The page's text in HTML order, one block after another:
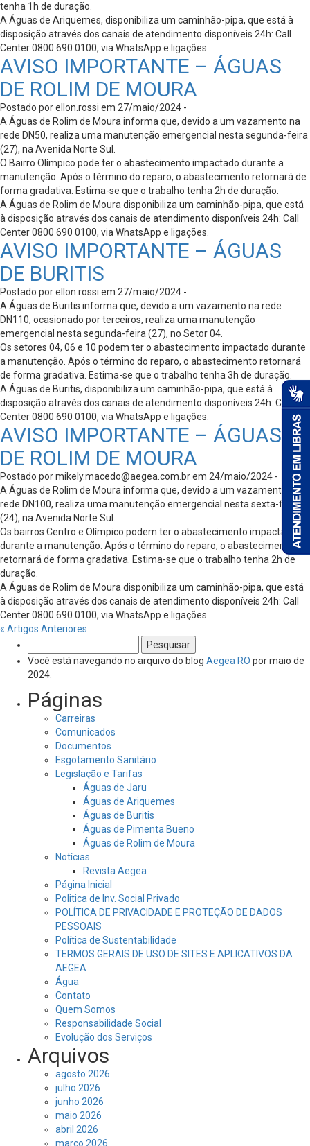
tenha 1h de duração.
A Águas de Ariquemes, disponibiliza um caminhão-pipa, que está à
disposição através dos canais de atendimento disponíveis 24h: Call
Center 0800 690 0100, via WhatsApp e ligações.
AVISO IMPORTANTE – ÁGUAS
DE ROLIM DE MOURA
Postado por ellon.rossi em 27/maio/2024 -
A Águas de Rolim de Moura informa que, devido a um vazamento na
rede DN50, realiza uma manutenção emergencial nesta segunda-feira
(27), na Avenida Norte Sul.
O Bairro Olímpico pode ter o abastecimento impactado durante a
manutenção. Após o término do reparo, o abastecimento retornará de
forma gradativa. Estima-se que o trabalho tenha 2h de duração.
A Águas de Rolim de Moura disponibiliza um caminhão-pipa, que está
à disposição através dos canais de atendimento disponíveis 24h: Call
Center 0800 690 0100, via WhatsApp e ligações.
AVISO IMPORTANTE – ÁGUAS
DE BURITIS
Postado por ellon.rossi em 27/maio/2024 -
A Águas de Buritis informa que, devido a um vazamento na rede
DN110, ocasionado por terceiros, realiza uma manutenção
emergencial nesta segunda-feira (27), no Setor 04.
Os setores 04, 06 e 10 podem ter o abastecimento impactado durante
a manutenção. Após o término do reparo, o abastecimento retornará
de forma gradativa. Estima-se que o trabalho tenha 3h de duração.
A Águas de Buritis, disponibiliza um caminhão-pipa, que está à
disposição através dos canais de atendimento disponíveis 24h: Call
Center 0800 690 0100, via WhatsApp e ligações.
AVISO IMPORTANTE – ÁGUAS
DE ROLIM DE MOURA
Postado pormikely.macedo@aegea.com.brem 24/maio/2024 -
A Águas de Rolim de Moura informa que, devido a um vazamento na
rede DN100, realiza uma manutenção emergencial nesta sexta-feira
(24), na Avenida Norte Sul.
Os bairros Centro e Olímpico podem ter o abastecimento impactado
durante a manutenção. Após o término do reparo, o abastecimento
retornará de forma gradativa. Estima-se que o trabalho tenha 2h de
duração.
A Águas de Rolim de Moura disponibiliza um caminhão-pipa, que está
à disposição através dos canais de atendimento disponíveis 24h: Call
Center 0800 690 0100, via WhatsApp e ligações.
« Artigos Anteriores
por:
Você está navegando no arquivo do blog Aegea RO por maio de
2024.
Páginas
Carreiras
Comunicados
Documentos
Esgotamento Sanitário
Legislação e Tarifas
Águas de Jaru
Águas de Ariquemes
Águas de Buritis
Águas de Pimenta Bueno
Águas de Rolim de Moura
Notícias
Revista Aegea
Página Inicial
Politica de Inv. Social Privado
POLÍTICA DE PRIVACIDADE E PROTEÇÃO DE DADOS
PESSOAIS
Política de Sustentabilidade
TERMOS GERAIS DE USO DE SITES E APLICATIVOS DA
AEGEA
Água
Contato
Quem Somos
Responsabilidade Social
Evolução dos Serviços
Arquivos
agosto 2026
julho 2026
junho 2026
maio 2026
abril 2026
março 2026